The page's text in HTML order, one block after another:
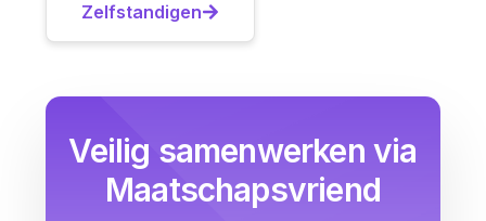
Zelfstandigen
Veilig samenwerken via
Maatschapsvriend